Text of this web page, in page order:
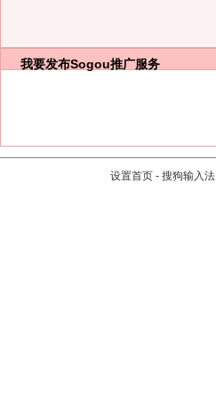
我要发布Sogou推广服务
设置首页 - 搜狗输入法